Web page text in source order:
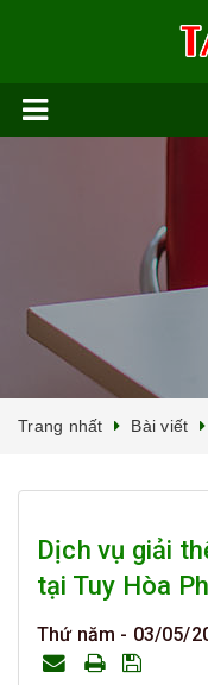
Trang nhất Bài viết
Dịch vụ giải
tại Tuy Hòa
Thứ năm - 03/05/